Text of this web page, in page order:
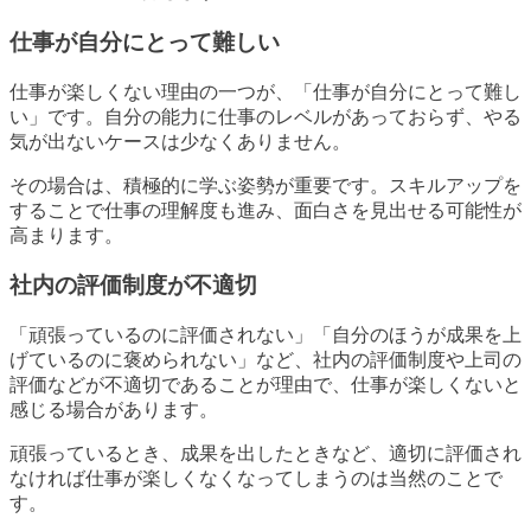
仕事が自分にとって難しい
仕事が楽しくない理由の一つが、「仕事が自分にとって難し
い」です。自分の能力に仕事のレベルがあっておらず、やる
気が出ないケースは少なくありません。
その場合は、積極的に学ぶ姿勢が重要です。スキルアップを
することで仕事の理解度も進み、面白さを見出せる可能性が
高まります。
社内の評価制度が不適切
「頑張っているのに評価されない」「自分のほうが成果を上
げているのに褒められない」など、社内の評価制度や上司の
評価などが不適切であることが理由で、仕事が楽しくないと
感じる場合があります。
頑張っているとき、成果を出したときなど、適切に評価され
なければ仕事が楽しくなくなってしまうのは当然のことで
す。